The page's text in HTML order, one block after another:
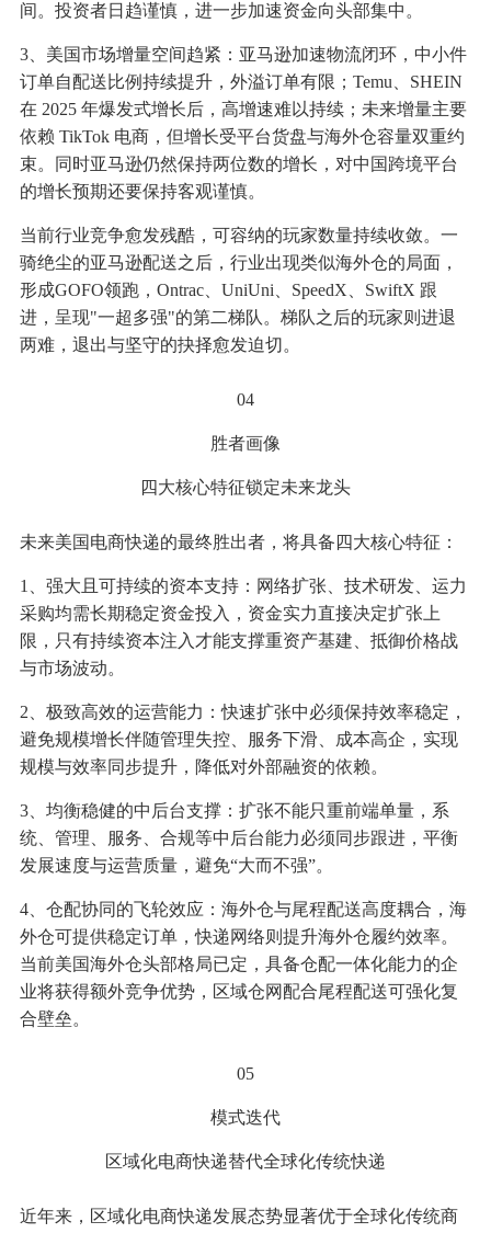
间。投资者日趋谨慎，进一步加速资金向头部集中。
3、美国市场增量空间趋紧：亚马逊加速物流闭环，中小件
订单自配送比例持续提升，外溢订单有限；Temu、SHEIN
在 2025 年爆发式增长后，高增速难以持续；未来增量主要
依赖 TikTok 电商，但增长受平台货盘与海外仓容量双重约
束。同时亚马逊仍然保持两位数的增长，对中国跨境平台
的增长预期还要保持客观谨慎。
当前行业竞争愈发残酷，可容纳的玩家数量持续收敛。一
骑绝尘的亚马逊配送之后，行业出现类似海外仓的局面，
形成GOFO领跑，Ontrac、UniUni、SpeedX、SwiftX 跟
进，呈现"一超多强"的第二梯队。梯队之后的玩家则进退
两难，退出与坚守的抉择愈发迫切。
04
胜者画像
四大核心特征锁定未来龙头
未来美国电商快递的最终胜出者，将具备四大核心特征：
1、强大且可持续的资本支持：网络扩张、技术研发、运力
采购均需长期稳定资金投入，资金实力直接决定扩张上
限，只有持续资本注入才能支撑重资产基建、抵御价格战
与市场波动。
2、极致高效的运营能力：快速扩张中必须保持效率稳定，
避免规模增长伴随管理失控、服务下滑、成本高企，实现
规模与效率同步提升，降低对外部融资的依赖。
3、均衡稳健的中后台支撑：扩张不能只重前端单量，系
统、管理、服务、合规等中后台能力必须同步跟进，平衡
发展速度与运营质量，避免“大而不强”。
4、仓配协同的飞轮效应：海外仓与尾程配送高度耦合，海
外仓可提供稳定订单，快递网络则提升海外仓履约效率。
当前美国海外仓头部格局已定，具备仓配一体化能力的企
业将获得额外竞争优势，区域仓网配合尾程配送可强化复
合壁垒。
05
模式迭代
区域化电商快递替代全球化传统快递
近年来，区域化电商快递发展态势显著优于全球化传统商